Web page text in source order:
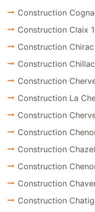
Construction
Construction Claix
Construction Chirac
Construction
Construction
Construction La
Construction
Construction
Construction
Construction
Construction
Construction